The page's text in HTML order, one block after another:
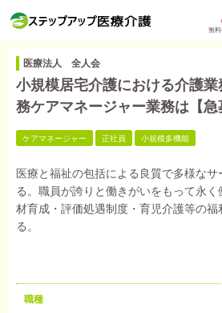
無
医療法人 全人会
小規模居宅介護における介護
務ケアマネージャー業務は【急
ケアマネージャー 正社員 小規模多機能
医療と福祉の包括による良質で多様な
る。職員が誇りと働きがいをもって永く
材育成・評価処遇制度・育児介護等の
る。
職種